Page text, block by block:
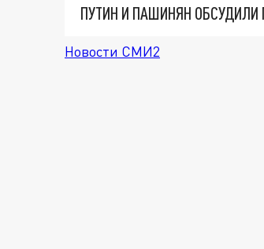
ПУТИН И ПАШИНЯН ОБСУДИЛИ
Новости СМИ2